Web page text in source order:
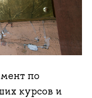
по
курсов и